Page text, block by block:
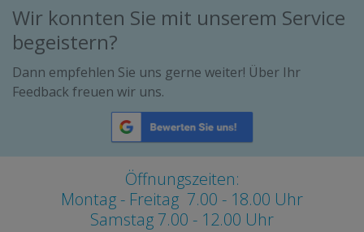
Wir konnten Sie mit unserem Service
begeistern?
Dann empfehlen Sie uns gerne weiter! Über Ihr
Feedback freuen wir uns.
Öffnungszeiten:
Montag - Freitag 7.00 - 18.00 Uhr
Samstag 7.00 - 12.00 Uhr